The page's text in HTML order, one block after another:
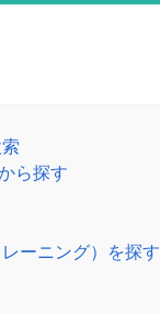
ら探す
ーニング）を探す